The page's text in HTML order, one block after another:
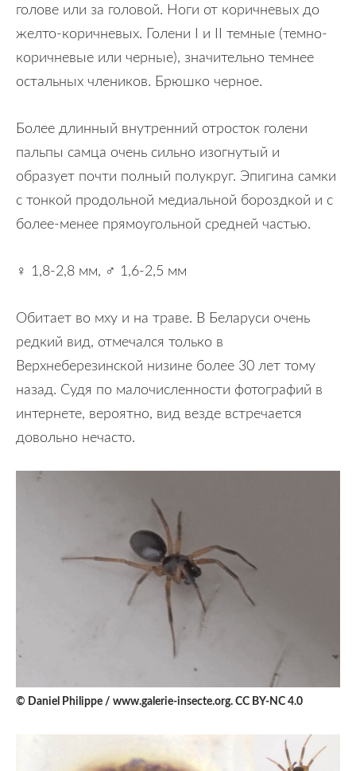
голове или за головой. Ноги от коричневых до
желто-коричневых. Голени I и II темные (темно-
коричневые или черные), значительно темнее
остальных члеников. Брюшко черное.
Более длинный внутренний отросток голени
пальпы самца очень сильно изогнутый и
образует почти полный полукруг. Эпигина самки
с тонкой продольной медиальной бороздкой и с
более-менее прямоугольной средней частью.
♀ 1,8-2,8 мм, ♂ 1,6-2,5 мм
Обитает во мху и на траве. В Беларуси очень
редкий вид, отмечался только в
Верхнеберезинской низине более 30 лет тому
назад. Судя по малочисленности фотографий в
интернете, вероятно, вид везде встречается
довольно нечасто.
© Daniel Philippe / www.galerie-insecte.org. CC BY-NC 4.0